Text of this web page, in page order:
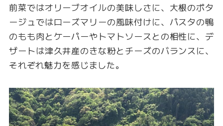
前菜ではオリーブオイルの美味しさに、大根のポタ
ージュではローズマリーの風味付けに、パスタの鴨
のもも肉とケーパーやトマトソースとの相性に、デ
ザートは津久井産のきな粉とチーズのバランスに、
それぞれ魅力を感じました。